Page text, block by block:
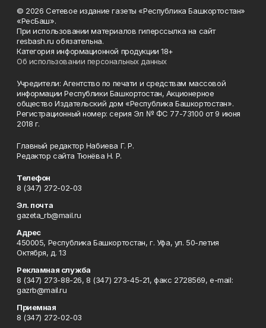
© 2026 Сетевое издание газеты «Республика Башкортостан»
«РесБаш».
При использовании материалов гиперссылка на сайт
resbash.ru обязательна.
Категория информационной продукции 18+
Об использовании персональных данных
Учредители: Агентство по печати и средствам массовой
информации Республики Башкортостан, Акционерное
общество Издательский дом «Республика Башкортостан».
Регистрационный номер: серия Эл № ФС 77-73100 от 9 июня
2018 г.
Главный редактор Набиева Г. Р.
Редактор сайта Тюнёва Н. Р.
Телефон
8 (347) 272-02-03
Эл. почта
gazeta_rb@mail.ru
Адрес
450005, Республика Башкортостан, г. Уфа, ул. 50-летия
Октября, д. 13
Рекламная служба
8 (347) 273-88-26, 8 (347) 273-45-21, факс 2728569, e-mail:
gazrb@mail.ru
Приемная
8 (347) 272-02-03